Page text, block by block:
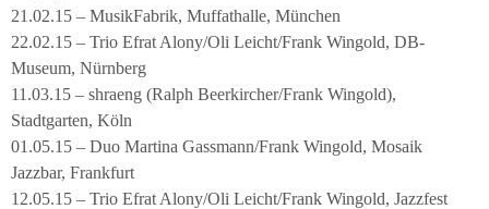
21.02.15 – MusikFabrik, Muffathalle, München
22.02.15 – Trio Efrat Alony/Oli Leicht/Frank Wingold, DB-
Museum, Nürnberg
11.03.15 – shraeng (Ralph Beerkircher/Frank Wingold),
Stadtgarten, Köln
01.05.15 – Duo Martina Gassmann/Frank Wingold, Mosaik
Jazzbar, Frankfurt
12.05.15 – Trio Efrat Alony/Oli Leicht/Frank Wingold, Jazzfest